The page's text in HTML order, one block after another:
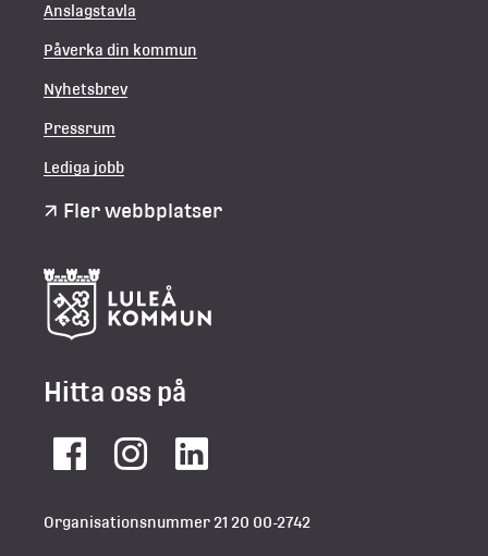
Anslagstavla
Påverka din kommun
Nyhetsbrev
Pressrum
Lediga jobb
Fler webbplatser
Hitta oss på
FacebookInstagramLinkedIn
Organisationsnummer 21 20 00-2742